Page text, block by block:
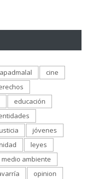
cine
educación
jóvenes
leyes
medio ambiente
opinion